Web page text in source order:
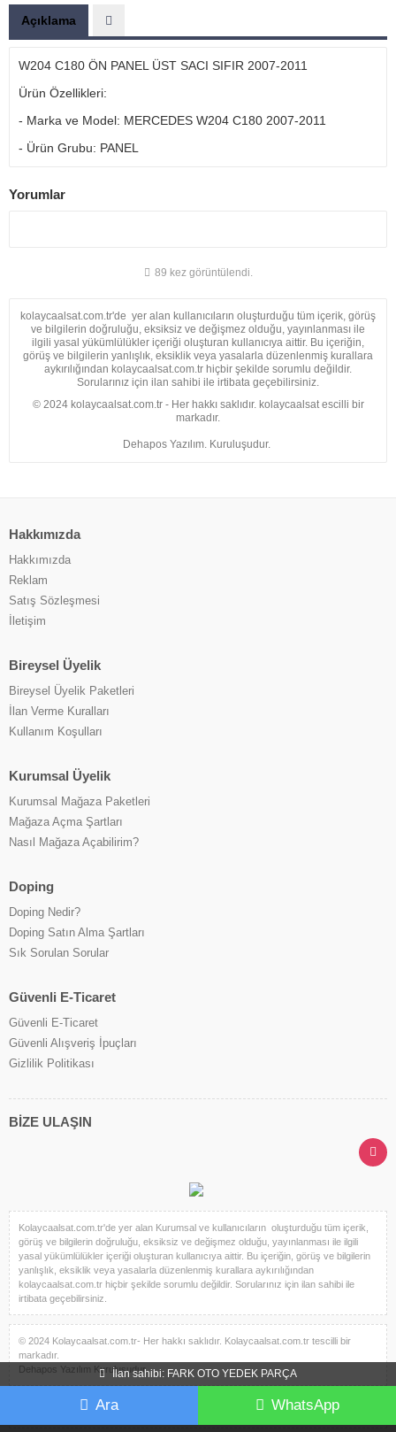
İlan sahibi: FARK OTO YEDEK PARÇA
Ara WhatsApp
Açıklama
W204 C180 ÖN PANEL ÜST SACI SIFIR 2007-2011
Ürün Özellikleri:
- Marka ve Model: MERCEDES W204 C180 2007-2011
- Ürün Grubu: PANEL
Yorumlar
89 kez görüntülendi.
kolaycaalsat.com.tr'de yer alan kullanıcıların oluşturduğu tüm içerik, görüş
ve bilgilerin doğruluğu, eksiksiz ve değişmez olduğu, yayınlanması ile
ilgili yasal yükümlülükler içeriği oluşturan kullanıcıya aittir. Bu içeriğin,
görüş ve bilgilerin yanlışlık, eksiklik veya yasalarla düzenlenmiş kurallara
aykırılığından kolaycaalsat.com.tr hiçbir şekilde sorumlu değildir.
Sorularınız için ilan sahibi ile irtibata geçebilirsiniz.
© 2024 kolaycaalsat.com.tr - Her hakkı saklıdır. kolaycaalsat escilli bir
markadır.
Dehapos Yazılım. Kuruluşudur.
Hakkımızda
Hakkımızda
Reklam
Satış Sözleşmesi
İletişim
Bireysel Üyelik
Bireysel Üyelik Paketleri
İlan Verme Kuralları
Kullanım Koşulları
Kurumsal Üyelik
Kurumsal Mağaza Paketleri
Mağaza Açma Şartları
Nasıl Mağaza Açabilirim?
Doping
Doping Nedir?
Doping Satın Alma Şartları
Sık Sorulan Sorular
Güvenli E-Ticaret
Güvenli E-Ticaret
Güvenli Alışveriş İpuçları
Gizlilik Politikası
BİZE ULAŞIN
Kolaycaalsat.com.tr'de yer alan Kurumsal ve kullanıcıların oluşturduğu tüm içerik,
görüş ve bilgilerin doğruluğu, eksiksiz ve değişmez olduğu, yayınlanması ile ilgili
yasal yükümlülükler içeriği oluşturan kullanıcıya aittir. Bu içeriğin, görüş ve bilgilerin
yanlışlık, eksiklik veya yasalarla düzenlenmiş kurallara aykırılığından
kolaycaalsat.com.tr hiçbir şekilde sorumlu değildir. Sorularınız için ilan sahibi ile
irtibata geçebilirsiniz.
© 2024 Kolaycaalsat.com.tr- Her hakkı saklıdır. Kolaycaalsat.com.tr tescilli bir
markadır.
Dehapos Yazılım Kuruluşudur.